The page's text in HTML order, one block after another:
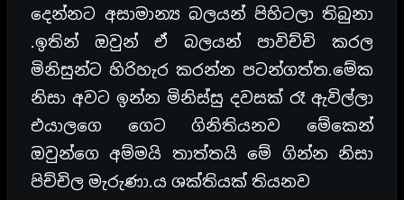
දෙන්නට අසාමාන්‍ය බලයන් පිහිටලා තිබුනා
.ඉතින් ඔවුන් ඒ බලයන් පාවිච්චි කරල
මිනිසුන්ට හිරිහැර කරන්න පටන්ගත්ත.මේක
නිසා අවට ඉන්න මිනිස්සු දවසක් රෑ ඇවිල්ලා
එයාලගෙ ගෙට ගිනිතියනව මේකෙන්
ඔවුන්ගෙ අම්මයි තාත්තයි මේ ගින්න නිසා
පිච්චිල මැරුණා.ය ශක්තියක් තියනව